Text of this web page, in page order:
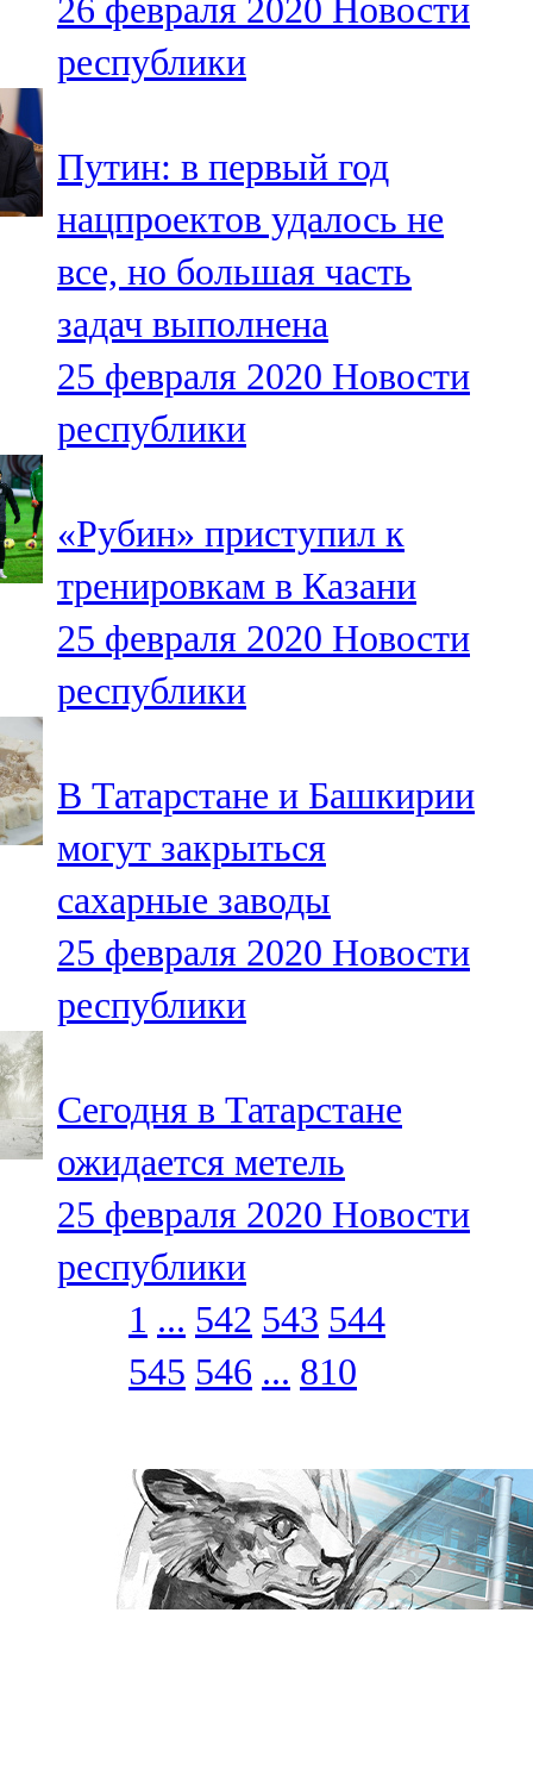
26 февраля 2020 Новости
республики
Путин: в первый год
нацпроектов удалось не
все, но большая часть
задач выполнена
25 февраля 2020 Новости
республики
«Рубин» приступил к
тренировкам в Казани
25 февраля 2020 Новости
республики
В Татарстане и Башкирии
могут закрыться
сахарные заводы
25 февраля 2020 Новости
республики
Сегодня в Татарстане
ожидается метель
25 февраля 2020 Новости
республики
1 ... 542 543 544
545 546 ... 810